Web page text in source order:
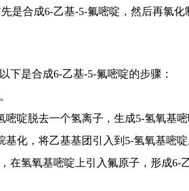
是合成6-乙基-5-氟嘧啶，然后再氯化
下是合成6-乙基-5-氟嘧啶的步骤：
啶脱去一个氢离子，生成5-氢氧基嘧
化，将乙基基团引入到5-氢氧基嘧啶
氢氧基嘧啶上引入氟原子，形成6-